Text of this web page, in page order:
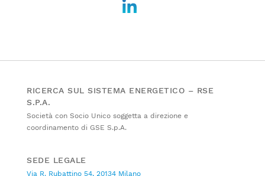
RICERCA SUL SISTEMA ENERGETICO – RSE
S.P.A.
Società con Socio Unico soggetta a direzione e
coordinamento di GSE S.p.A.
SEDE LEGALE
Via R. Rubattino 54, 20134 Milano